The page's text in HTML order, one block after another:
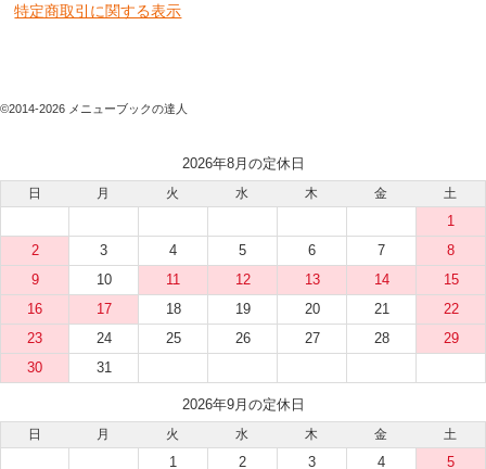
特定商取引に関する表示
©2014-2026 メニューブックの達人
2026年8月の定休日
日 月 火 水 木 金 土
1
2
3 4 5 6 7
8
9
10 11 12 13 14
15
16
17 18 19 20 21
22
23
24 25 26 27 28
29
30
31
2026年9月の定休日
日 月 火 水 木 金 土
1 2 3 4 5